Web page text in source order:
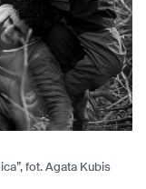
fot. Agata Kubis